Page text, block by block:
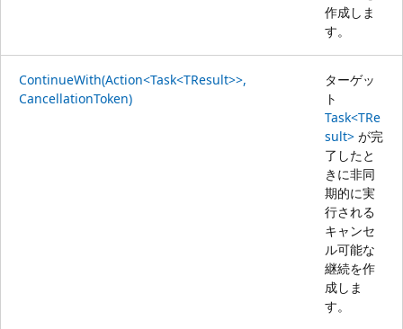
作成しま
す。
ContinueWith(Action<Task<TResult>>,
CancellationToken)
ターゲッ
ト
Task<TRe
sult> が完
了したと
きに非同
期的に実
行される
キャンセ
ル可能な
継続を作
成しま
す。